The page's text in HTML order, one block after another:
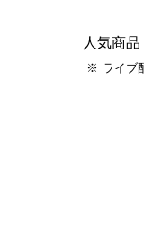
人気商
ライブ